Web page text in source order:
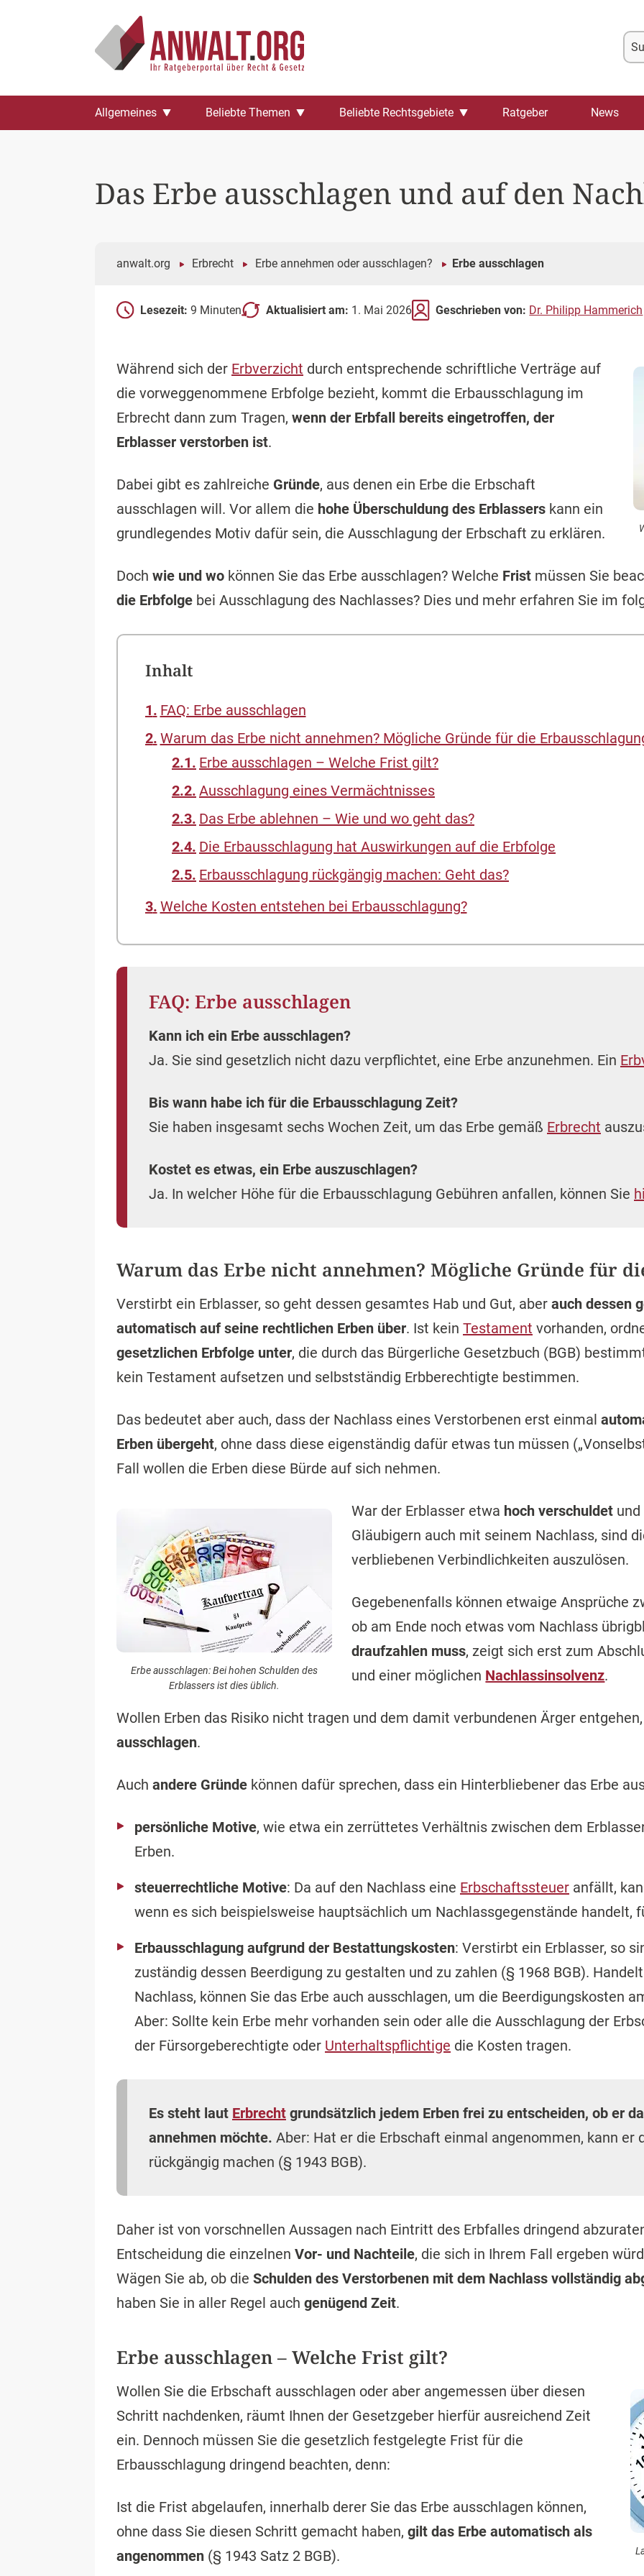
springen
Allgemeines Beliebte Themen Beliebte Rechtsgebiete Ratgeber News
Das Erbe ausschlagen und auf den
anwalt.org Erbrecht Erbe annehmen oder ausschlagen? Erbe ausschlagen
Lesezeit: 9 Minuten Aktualisiert am: 1. Mai 2026 Geschrieben von: Dr. Philipp Hammerich
Während sich der Erbverzicht durch entsprechende schriftliche Verträge auf
die vorweggenommene Erbfolge bezieht, kommt die Erbausschlagung im
Erbrecht dann zum Tragen, wenn der Erbfall bereits eingetroffen, der
Erblasser verstorben ist.
Dabei gibt es zahlreiche Gründe, aus denen ein Erbe die Erbschaft
ausschlagen will. Vor allem die hohe Überschuldung des Erblassers kann ein
grundlegendes Motiv dafür sein, die Ausschlagung der Erbschaft zu erklären.
Doch wie und wo können Sie das Erbe ausschlagen? Welche Frist müssen Sie
die Erbfolge bei Ausschlagung des Nachlasses? Dies und mehr erfahren Sie im
Inhalt
FAQ: Erbe ausschlagen
Warum das Erbe nicht annehmen? Mögliche Gründe für die
Erbe ausschlagen – Welche Frist gilt?
Ausschlagung eines Vermächtnisses
Das Erbe ablehnen – Wie und wo geht das?
Die Erbausschlagung hat Auswirkungen auf die Erbfolge
Erbausschlagung rückgängig machen: Geht das?
Welche Kosten entstehen bei Erbausschlagung?
FAQ: Erbe ausschlagen
Kann ich ein Erbe ausschlagen?
Ja. Sie sind gesetzlich nicht dazu verpflichtet, eine Erbe anzunehmen. Ein
Bis wann habe ich für die Erbausschlagung Zeit?
Sie haben insgesamt sechs Wochen Zeit, um das Erbe gemäß Erbrecht
Kostet es etwas, ein Erbe auszuschlagen?
Ja. In welcher Höhe für die Erbausschlagung Gebühren anfallen, können Sie
Warum das Erbe nicht annehmen? Mögliche Gründe für
Verstirbt ein Erblasser, so geht dessen gesamtes Hab und Gut, aber auch dessen
automatisch auf seine rechtlichen Erben über. Ist kein Testament vorhanden,
gesetzlichen Erbfolge unter, die durch das Bürgerliche Gesetzbuch (BGB)
kein Testament aufsetzen und selbstständig Erbberechtigte bestimmen.
Das bedeutet aber auch, dass der Nachlass eines Verstorbenen erst einmal
Erben übergeht, ohne dass diese eigenständig dafür etwas tun müssen
Fall wollen die Erben diese Bürde auf sich nehmen.
Erbe ausschlagen: Bei hohen Schulden des
Erblassers ist dies üblich.
War der Erblasser etwa hoch verschuldet
Gläubigern auch mit seinem Nachlass, sind
verbliebenen Verbindlichkeiten auszulösen.
Gegebenenfalls können etwaige Ansprüche
ob am Ende noch etwas vom Nachlass
draufzahlen muss, zeigt sich erst zum
und einer möglichen Nachlassinsolvenz.
Wollen Erben das Risiko nicht tragen und dem damit verbundenen Ärger
ausschlagen.
Auch andere Gründe können dafür sprechen, dass ein Hinterbliebener das Erbe
persönliche Motive, wie etwa ein zerrüttetes Verhältnis zwischen dem
Erben.
steuerrechtliche Motive: Da auf den Nachlass eine Erbschaftssteuer anfällt,
wenn es sich beispielsweise hauptsächlich um Nachlassgegenstände handelt,
Erbausschlagung aufgrund der Bestattungskosten: Verstirbt ein Erblasser, so
zuständig dessen Beerdigung zu gestalten und zu zahlen (§ 1968 BGB).
Nachlass, können Sie das Erbe auch ausschlagen, um die Beerdigungskosten
Aber: Sollte kein Erbe mehr vorhanden sein oder alle die Ausschlagung der
der Fürsorgeberechtigte oder Unterhaltspflichtige die Kosten tragen.
Es steht laut Erbrecht grundsätzlich jedem Erben frei zu entscheiden, ob er
annehmen möchte. Aber: Hat er die Erbschaft einmal angenommen, kann er
rückgängig machen (§ 1943 BGB).
Daher ist von vorschnellen Aussagen nach Eintritt des Erbfalles dringend
Entscheidung die einzelnen Vor- und Nachteile, die sich in Ihrem Fall ergeben
Wägen Sie ab, ob die Schulden des Verstorbenen mit dem Nachlass vollständig
haben Sie in aller Regel auch genügend Zeit.
Erbe ausschlagen – Welche Frist gilt?
Wollen Sie die Erbschaft ausschlagen oder aber angemessen über diesen
Schritt nachdenken, räumt Ihnen der Gesetzgeber hierfür ausreichend Zeit
ein. Dennoch müssen Sie die gesetzlich festgelegte Frist für die
Erbausschlagung dringend beachten, denn:
Ist die Frist abgelaufen, innerhalb derer Sie das Erbe ausschlagen können,
ohne dass Sie diesen Schritt gemacht haben, gilt das Erbe automatisch als
angenommen (§ 1943 Satz 2 BGB).